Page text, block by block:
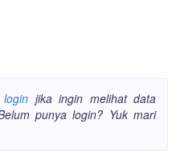
login jika ingin melihat data
punya login? Yuk mari